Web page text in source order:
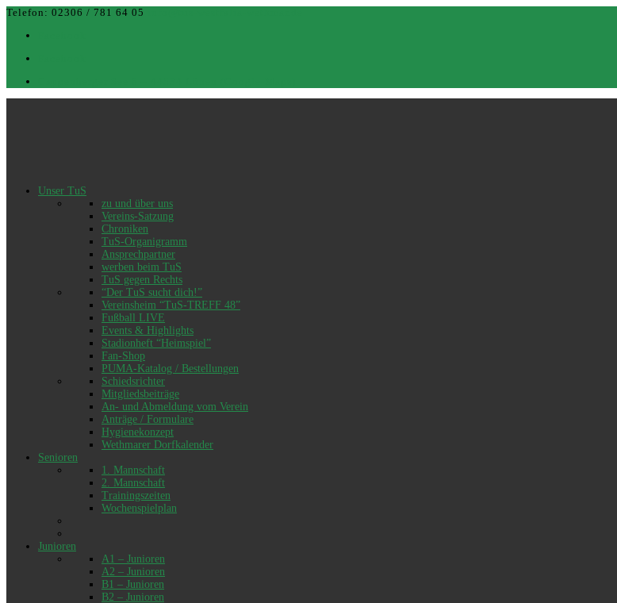
Telefon: 02306 / 781 64 05
TuS-Organigramm
Ansprechpartner
werben beim TuS
TuS gegen Rechts
“Der TuS sucht dich!”
Vereinsheim “TuS-TREFF 48”
Fußball LIVE
Events & Highlights
Stadionheft “Heimspiel”
Fan-Shop
PUMA-Katalog / Bestellungen
Schiedsrichter
Mitgliedsbeiträge
An- und Abmeldung vom Verein
Anträge / Formulare
Hygienekonzept
Wethmarer Dorfkalender
1. Mannschaft
2. Mannschaft
Wochenspielplan
B2 – Junioren
C1 – Junioren
C2 – Junioren
D1 – Junioren